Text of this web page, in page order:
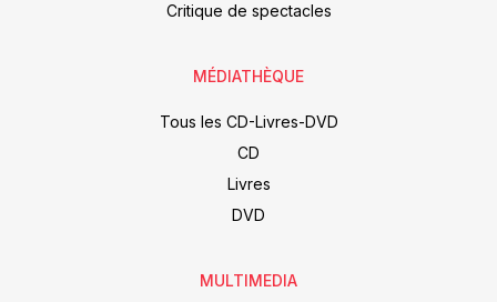
Critique de spectacles
MÉDIATHÈQUE
Tous les CD-Livres-DVD
CD
Livres
DVD
MULTIMEDIA